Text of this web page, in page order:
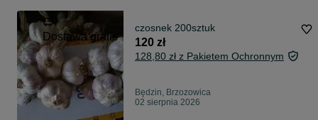
Dostawa gratis
czosnek 200sztuk
120 zł
128,80 zł z Pakietem Ochronnym
Będzin, Brzozowica
02 sierpnia 2026